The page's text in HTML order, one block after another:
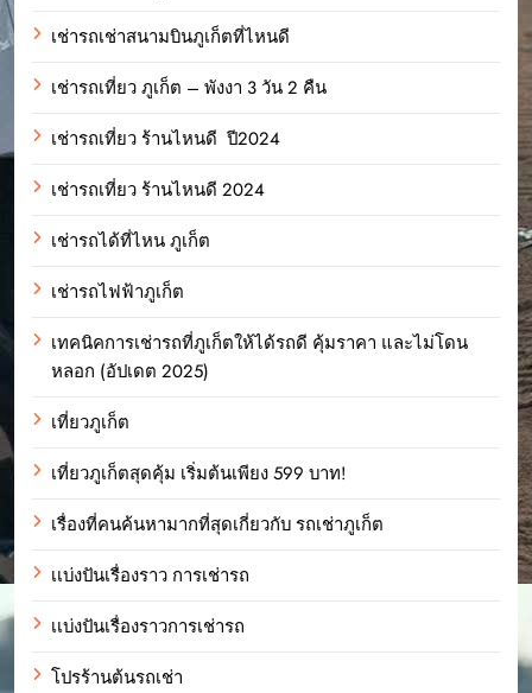
เช่ารถเช่าสนามบินภูเก็ตที่ไหนดี
เช่ารถเที่ยว ภูเก็ต – พังงา 3 วัน 2 คืน
เช่ารถเที่ยว ร้านไหนดี ปี2024
เช่ารถเที่ยว ร้านไหนดี 2024
เช่ารถได้ที่ไหน ภูเก็ต
เช่ารถไฟฟ้าภูเก็ต
เทคนิคการเช่ารถที่ภูเก็ตให้ได้รถดี คุ้มราคา และไม่โดน
หลอก (อัปเดต 2025)
เที่ยวภูเก็ต
เที่ยวภูเก็ตสุดคุ้ม เริ่มต้นเพียง 599 บาท!
เรื่องที่คนค้นหามากที่สุดเกี่ยวกับ รถเช่าภูเก็ต
เเบ่งปันเรื่องราว การเช่ารถ
เเบ่งปันเรื่องราวการเช่ารถ
โปรร้านต้นรถเช่า